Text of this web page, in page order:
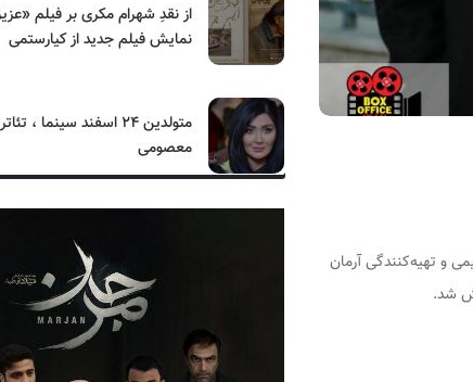
و تهیه‌کنندگی آرمان
از نقدِ شهرام مکری بر فیلم
نمایش فیلم جدید از کیارستمی
متولدین ۲۴ اسفند
معصومی